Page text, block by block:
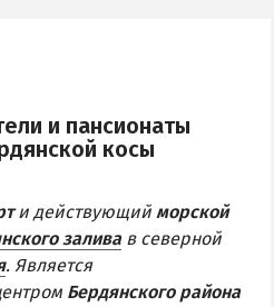
и пансионаты
косы
и действующий морской
залива в северной
. Является
Бердянского района